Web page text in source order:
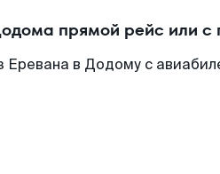
прямой рейс или с
в Додому с